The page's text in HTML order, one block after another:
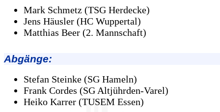
Mark Schmetz (TSG Herdecke)
Jens Häusler (HC Wuppertal)
Matthias Beer (2. Mannschaft)
Abgänge:
Stefan Steinke (SG Hameln)
Frank Cordes (SG Altjührden-Varel)
Heiko Karrer (TUSEM Essen)